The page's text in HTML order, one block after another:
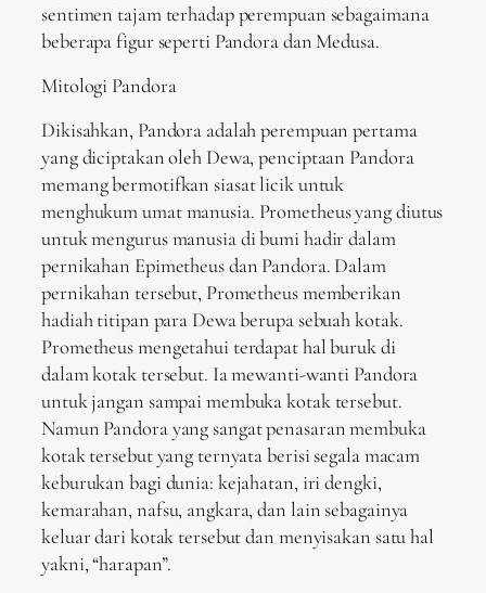
sentimen tajam terhadap perempuan sebagaimana
beberapa figur seperti Pandora dan Medusa.
Mitologi Pandora
Dikisahkan, Pandora adalah perempuan pertama
yang diciptakan oleh Dewa, penciptaan Pandora
memang bermotifkan siasat licik untuk
menghukum umat manusia. Prometheus yang diutus
untuk mengurus manusia di bumi hadir dalam
pernikahan Epimetheus dan Pandora. Dalam
pernikahan tersebut, Prometheus memberikan
hadiah titipan para Dewa berupa sebuah kotak.
Prometheus mengetahui terdapat hal buruk di
dalam kotak tersebut. Ia mewanti-wanti Pandora
untuk jangan sampai membuka kotak tersebut.
Namun Pandora yang sangat penasaran membuka
kotak tersebut yang ternyata berisi segala macam
keburukan bagi dunia: kejahatan, iri dengki,
kemarahan, nafsu, angkara, dan lain sebagainya
keluar dari kotak tersebut dan menyisakan satu hal
yakni, “harapan”.